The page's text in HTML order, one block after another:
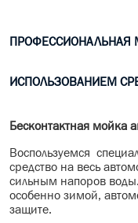
БОЧКИ МАСЛА
ИНДУСТРИАЛЬНЫЕ
АНТИФРИЗЫ
ПРОФЕССИОНАЛЬНАЯ
ИСПОЛЬЗОВАНИЕМ
Бесконтактная мойка
Воспользуемся
средство на весь
сильным напоров
особенно зимой,
защите.